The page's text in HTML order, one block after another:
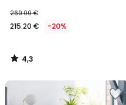
269.00 €
215.20 € -20%
4,3
/